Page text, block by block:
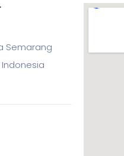
Semarang
Indonesia